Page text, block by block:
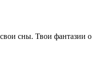
сны. Твои фантазии о